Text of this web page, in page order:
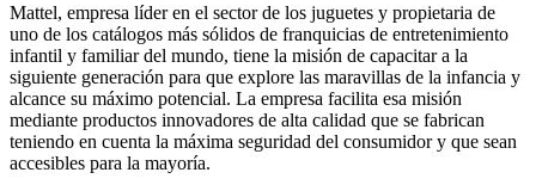
Mattel, empresa líder en el sector de los juguetes y propietaria de
uno de los catálogos más sólidos de franquicias de entretenimiento
infantil y familiar del mundo, tiene la misión de capacitar a la
siguiente generación para que explore las maravillas de la infancia y
alcance su máximo potencial. La empresa facilita esa misión
mediante productos innovadores de alta calidad que se fabrican
teniendo en cuenta la máxima seguridad del consumidor y que sean
accesibles para la mayoría.